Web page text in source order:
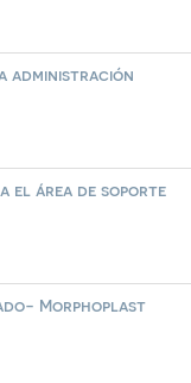
administración
el área de soporte
Morphoplast